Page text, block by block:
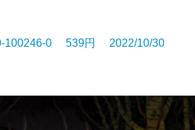
100246-0 539円 2022/10/30